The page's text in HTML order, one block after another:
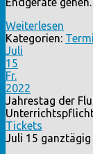
Weiterlesen
Kategorien:
Juli
15
Fr.
2022
Jahrestag der
Tickets
Juli 15 ganztägig